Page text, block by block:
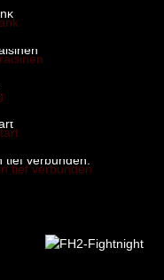
2021 um 16:23
2021 um 16:23
2021 um 16:23
2021 um 16:23
tief verbunden.
2021 um 16:23